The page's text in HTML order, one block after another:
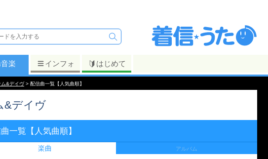
音楽 インフォ はじめて
ム&デイヴ> 配信曲一覧【人気曲順】
&デイヴ
一覧【人気曲順】
楽曲 アルバム